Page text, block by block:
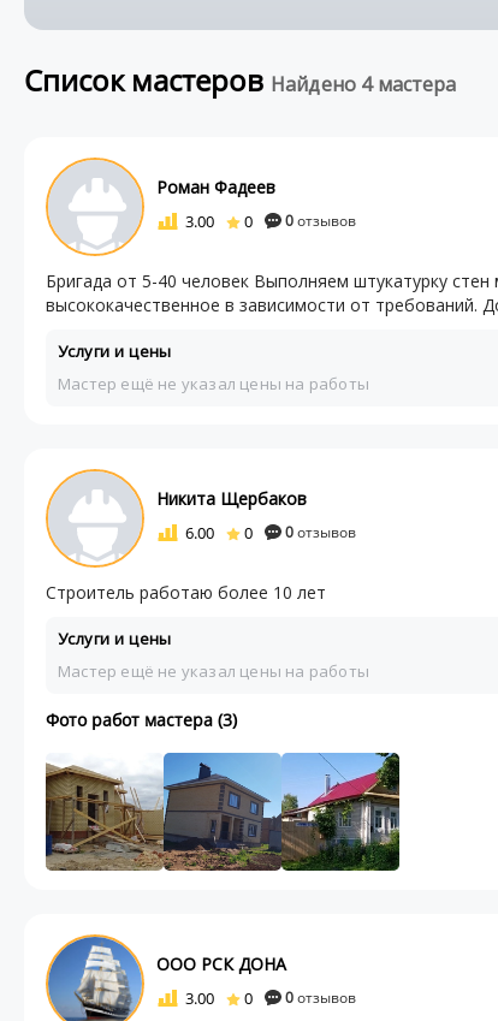
Список мастеров Найдено 4 мастера
Роман Фадеев
3.00 0 0отзывов
Бригада от 5-40 человек Выполняем штукатурку
высококачественное в зависимости от требований.
Услуги и цены
Мастер ещё не указал цены на работы
Никита Щербаков
6.00 0 0отзывов
Строитель работаю более 10 лет
Услуги и цены
Мастер ещё не указал цены на работы
Фото работ мастера (3)
ООО РСК ДОНА
3.00 0 0отзывов